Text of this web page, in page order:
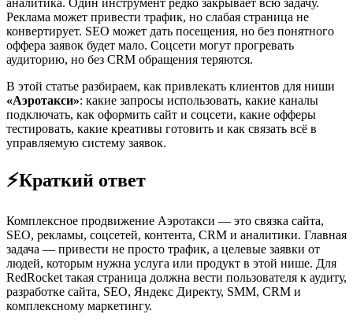
Реклама может привести трафик, но слабая страница не
конвертирует. SEO может дать посещения, но без понятного
оффера заявок будет мало. Соцсети могут прогревать
аудиторию, но без CRM обращения теряются.
В этой статье разбираем, как привлекать клиентов для ниши
«Аэротакси»: какие запросы использовать, какие каналы
подключать, как оформить сайт и соцсети, какие офферы
тестировать, какие креативы готовить и как связать всё в
управляемую систему заявок.
⚡Краткий ответ
Комплексное продвижение Аэротакси — это связка сайта,
SEO, рекламы, соцсетей, контента, CRM и аналитики. Главная
задача — привести не просто трафик, а целевые заявки от
людей, которым нужна услуга или продукт в этой нише. Для
RedRocket такая страница должна вести пользователя к аудиту,
разработке сайта, SEO, Яндекс Директу, SMM, CRM и
комплексному маркетингу.